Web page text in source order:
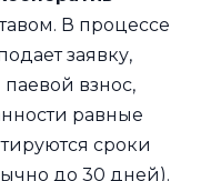
В процессе
заявку,
взнос,
равные
сроки
до 30 дней).